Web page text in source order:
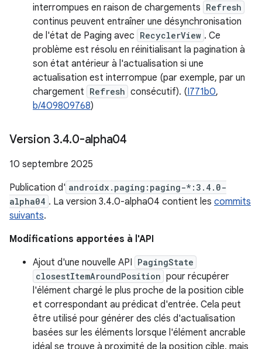
interrompues en raison de chargements Refresh
continus peuvent entraîner une désynchronisation
de l'état de Paging avec RecyclerView . Ce
problème est résolu en réinitialisant la pagination à
son état antérieur à l'actualisation si une
actualisation est interrompue (par exemple, par un
chargement Refresh consécutif). (I771b0,
b/409809768)
Version 3.4.0-alpha04
10 septembre 2025
Publication d' androidx.paging:paging-*:3.4.0-
alpha04 . La version 3.4.0-alpha04 contient les commits
suivants.
Modifications apportées à l'API
Ajout d'une nouvelle API PagingState
closestItemAroundPosition pour récupérer
l'élément chargé le plus proche de la position cible
et correspondant au prédicat d'entrée. Cela peut
être utilisé pour générer des clés d'actualisation
basées sur les éléments lorsque l'élément ancrable
idéal se trouve à proximité de la position cible, mais